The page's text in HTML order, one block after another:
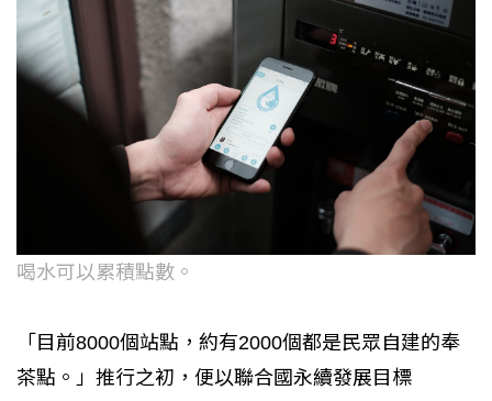
喝水可以累積點數。
「目前8000個站點，約有2000個都是民眾自建的奉
茶點。」推行之初，便以聯合國永續發展目標